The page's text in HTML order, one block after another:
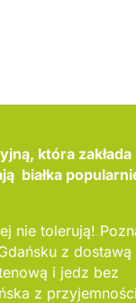
która zakłada
białka
nie tolerują!
z dostawą
i jedz bez
z